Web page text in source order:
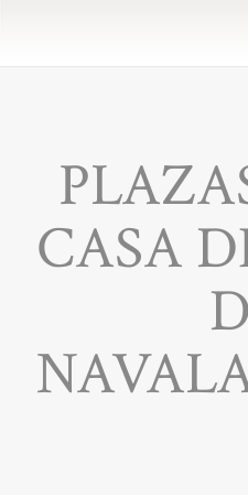
CASA